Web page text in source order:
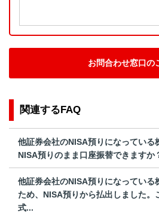
お問合わせ窓口の
関連するFAQ
他証券会社のNISA預りになっている
NISA預りのまま口座振替できますか
他証券会社のNISA預りになっている
ため、NISA預りから払出しました。
式...